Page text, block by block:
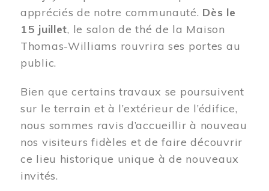
appréciés de notre communauté. Dès le
15 juillet, le salon de thé de la Maison
Thomas-Williams rouvrira ses portes au
public.
Bien que certains travaux se poursuivent
sur le terrain et à l’extérieur de l’édifice,
nous sommes ravis d’accueillir à nouveau
nos visiteurs fidèles et de faire découvrir
ce lieu historique unique à de nouveaux
invités.